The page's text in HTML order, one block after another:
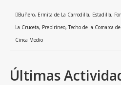
Buñero, Ermita de La Carrodilla, Estadilla,
La Cruceta, Prepirineo,Techo de la Comarca
Cinca Medio
Últimas